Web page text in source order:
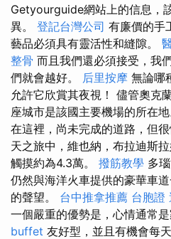
Getyourguide網站上的信息，
異。 登記台灣公司 有廉價的手
藝品必須具有靈活性和縫隙。
整骨 而且我們還必須接受，我
們就會越好。 后里按摩 無論哪
允許它欣賞其夜視！ 儘管奧克
座城市是該國主要機場的所在地
在這裡，尚未完成的道路，但
天之旅中，維也納，布拉迪斯
觸摸約為4.3萬。 撥筋教學 多
仍然與海洋火車提供的豪華車
的聲望。 台中推拿推薦 台胞證
一個嚴重的優勢是，心情通常
buffet 友好型，並且有機會每